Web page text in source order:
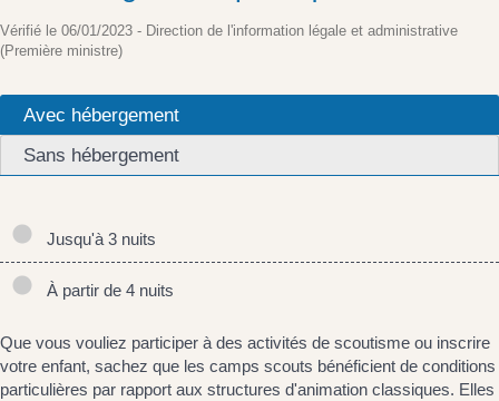
Vérifié le 06/01/2023 - Direction de l'information légale et administrative
(Première ministre)
Avec hébergement
Sans hébergement
Jusqu'à 3 nuits
À partir de 4 nuits
Que vous vouliez participer à des activités de scoutisme ou inscrire
votre enfant, sachez que les camps scouts bénéficient de conditions
particulières par rapport aux structures d'animation classiques. Elles